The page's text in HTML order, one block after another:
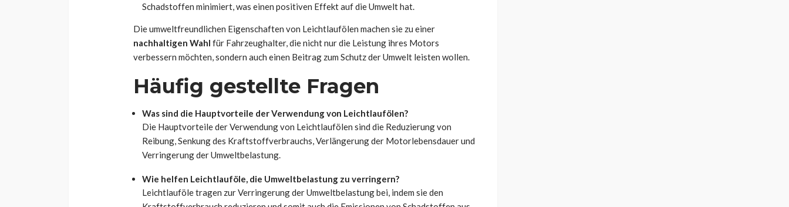
Schadstoffen minimiert, was einen positiven Effekt auf die Umwelt hat.
Die umweltfreundlichen Eigenschaften von Leichtlaufölen machen sie zu einer
nachhaltigen Wahl für Fahrzeughalter, die nicht nur die Leistung ihres Motors
verbessern möchten, sondern auch einen Beitrag zum Schutz der Umwelt leisten wollen.
Häufig gestellte Fragen
Was sind die Hauptvorteile der Verwendung von Leichtlaufölen?
Die Hauptvorteile der Verwendung von Leichtlaufölen sind die Reduzierung von
Reibung, Senkung des Kraftstoffverbrauchs, Verlängerung der Motorlebensdauer und
Verringerung der Umweltbelastung.
Wie helfen Leichtlauföle, die Umweltbelastung zu verringern?
Leichtlauföle tragen zur Verringerung der Umweltbelastung bei, indem sie den